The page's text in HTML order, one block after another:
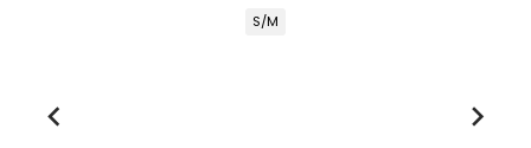
S/M
Previous Next